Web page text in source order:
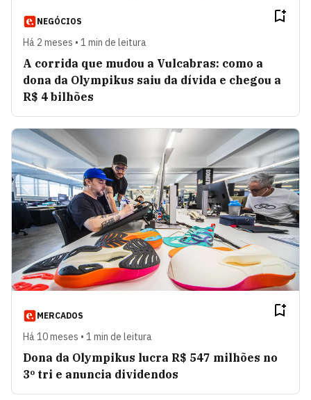
NEGÓCIOS
Há 2 meses • 1 min de leitura
A corrida que mudou a Vulcabras: como a
dona da Olympikus saiu da dívida e chegou a
R$ 4 bilhões
MERCADOS
Há 10 meses • 1 min de leitura
Dona da Olympikus lucra R$ 547 milhões no
3º tri e anuncia dividendos